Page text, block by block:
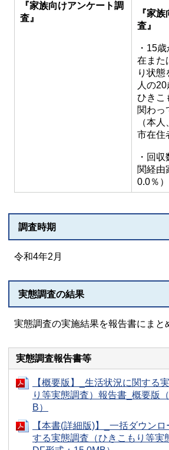
『家族向けアンケート調
査』
『家
査』
・15
在また
り状態
人の20
ひきこ
関わっ
（本
市在住
・回
関経
0.0％）
調査時期
令和4年2月
実態調査の結果
実態調査の実施結果を報告書にまと
実態調査報告書等
【概要版】_生活状況に関する
り等実態調査）報告書_概要版
B）
【本書(詳細版)】_一括ダウン
する実態調査（ひきこもり等実